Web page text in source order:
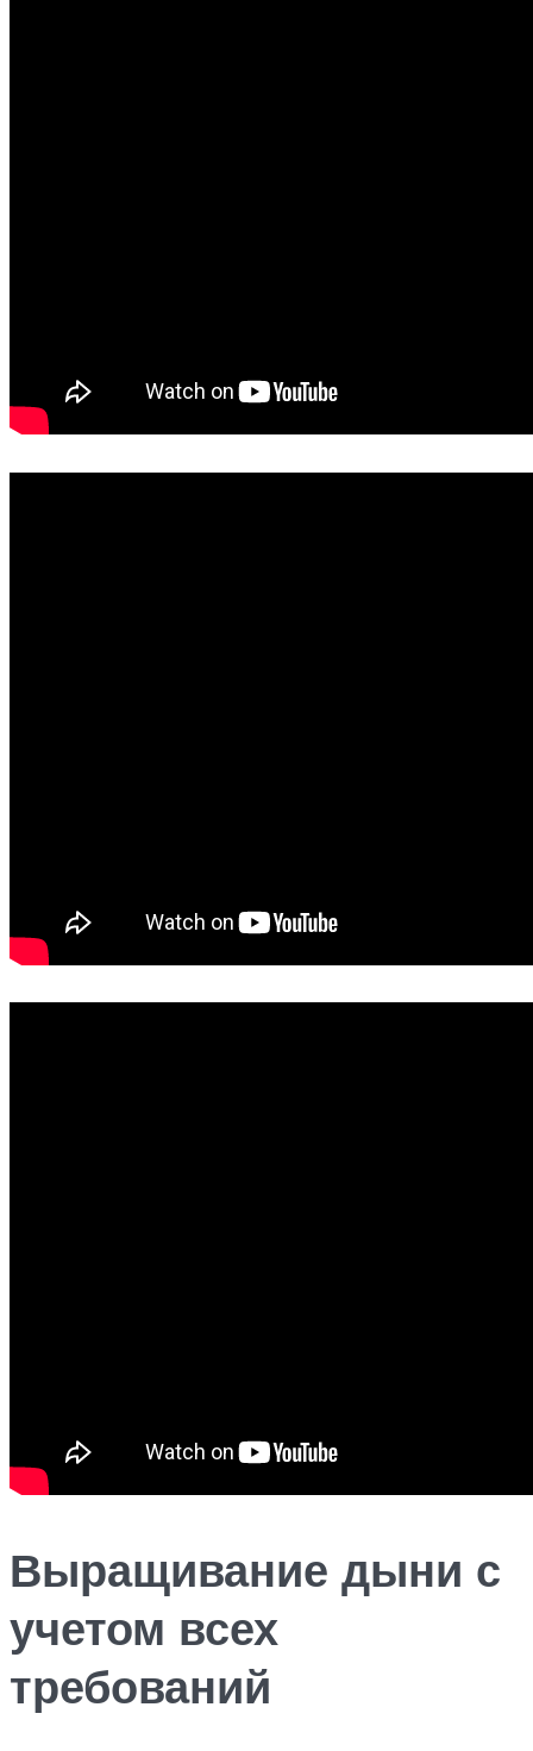
Выращивание дыни с
учетом всех
требований